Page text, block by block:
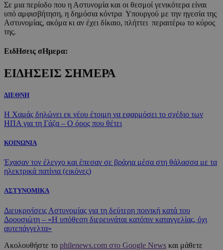
Σε μια περίοδο που η Αστυνομία και οι θεσμοί γενικότερα είναι
υπό αμφισβήτηση, η δημόσια κόντρα Υπουργού με την ηγεσία της
Αστυνομίας, ακόμα κι αν έχει δίκαιο, πλήττει περαιτέρω το κύρος
της.
ΕιδΗσεις σΗμερα:
ΕΙΔΗΣΕΙΣ ΣΗΜΕΡΑ
ΔΙΕΘΝΗ
Η Χαμάς δηλώνει εκ νέου έτοιμη να εφαρμόσει το σχέδιο των
ΗΠΑ για τη Γάζα – Ο όρος που θέτει
ΚΟΙΝΩΝΙΑ
Έχασαν τον έλεγχο και έπεσαν σε βράχια μέσα στη θάλασσα με τα
ηλεκτρικά πατίνια (εικόνες)
ΑΣΤΥΝΟΜΙΚΑ
Διευκρινίσεις Αστυνομίας για τη δεύτερη ποινική κατά του
Δρουσιώτη – «Η υπόθεση διερευνάται κατόπιν καταγγελίας, όχι
αυτεπάγγελτα»
Ακολουθήστε το philenews.com στο Google News και μάθετε